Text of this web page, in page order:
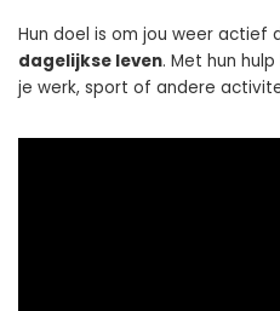
Hun doel is om jou weer actief
dagelijkse leven. Met hun
je werk, sport of andere